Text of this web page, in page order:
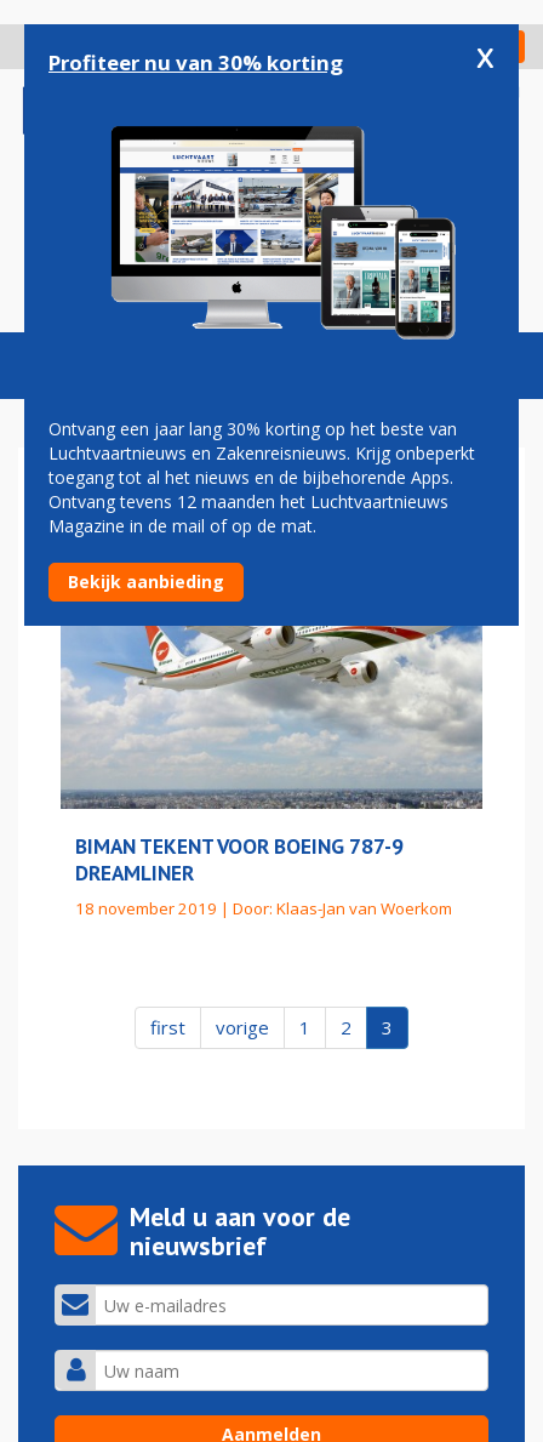
gaan
Check in
Magazine Podcasts Vacatures
DUBAI AIR SHOW 2019
BIMAN TEKENT VOOR BOEING 787-9
DREAMLINER
18 november 2019 | Door: Klaas-Jan van Woerkom
first vorige 1 2 3
Meld u aan voor de
nieuwsbrief
Profiteer nu van 30% korting x
Ontvang een jaar lang 30% korting op het beste van
Luchtvaartnieuws en Zakenreisnieuws. Krijg onbeperkt
toegang tot al het nieuws en de bijbehorende Apps.
Ontvang tevens 12 maanden het Luchtvaartnieuws
Magazine in de mail of op de mat.
Bekijk aanbieding